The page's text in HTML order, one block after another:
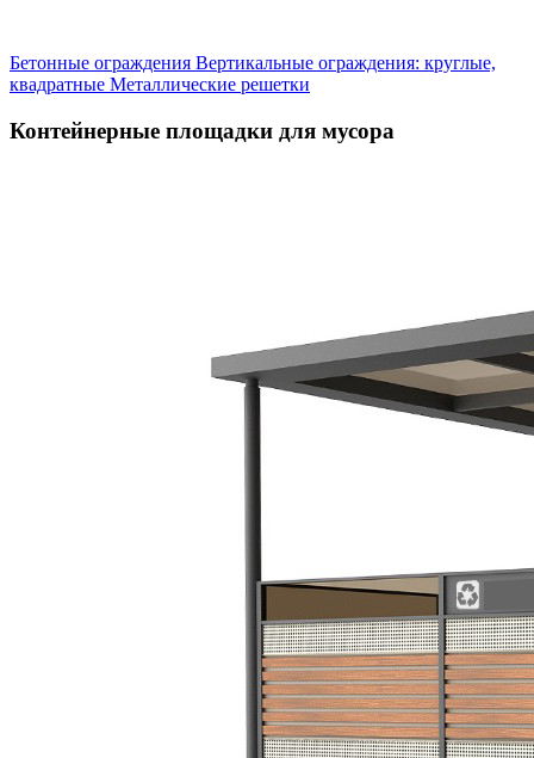
Бетонные ограждения Вертикальные ограждения: круглые,
квадратные Металлические решетки
Контейнерные площадки для мусора